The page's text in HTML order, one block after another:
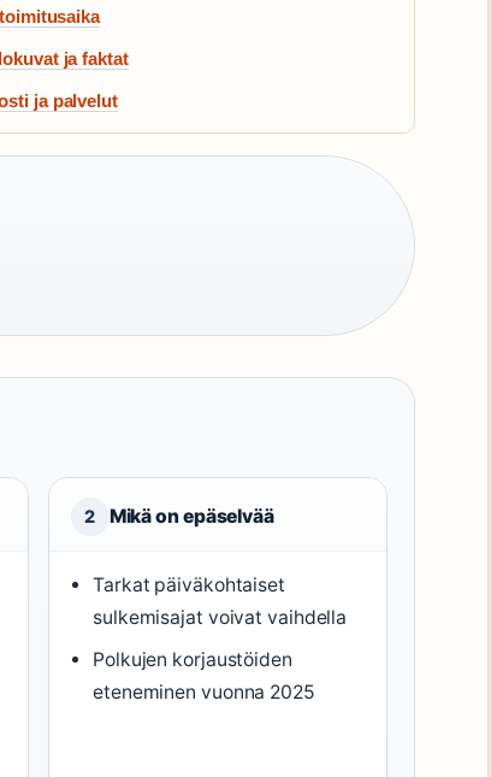
ja faktat
ja palvelut
2 Mikä on epäselvää
Tarkat päiväkohtaiset
sulkemisajat voivat vaihdella
Polkujen korjaustöiden
eteneminen vuonna 2025